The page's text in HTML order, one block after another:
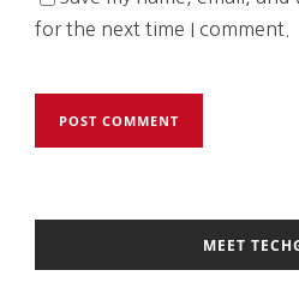
for the next time I comment.
MEET